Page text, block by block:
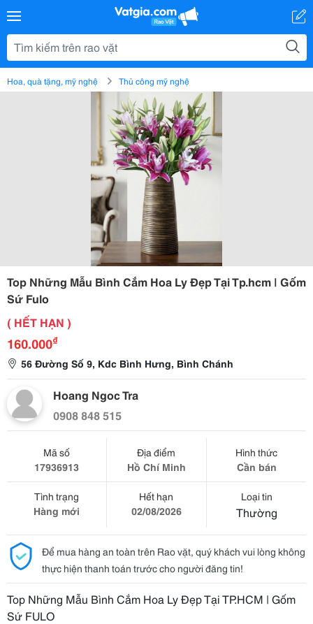
Hoa, quà tặng, mỹ nghệ Thủ công mỹ nghệ
Top Những Mẫu Bình Cắm Hoa Ly Đẹp Tại Tp.hcm | Gốm
Sứ Fulo
( HẾT HẠN )
160.000₫
56 Đường Số 9, Kdc Bình Hưng, Bình Chánh
Hoang Ngoc Tra
0908 848 515
Mã số
17936913
Địa điểm
Hồ Chí Minh
Hình thức
Cần bán
Tình trạng
Hàng mới
Hết hạn
02/08/2026
Loại tin
Thường
Để mua hàng an toàn trên Rao vặt, quý khách vui lòng không
thực hiện thanh toán trước cho người đăng tin!
Top Những Mẫu Bình Cắm Hoa Ly Đẹp Tại TP.HCM | Gốm
Sứ FULO